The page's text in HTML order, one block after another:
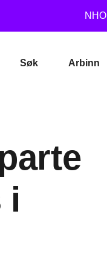
NHO
Søk Arbinn
i